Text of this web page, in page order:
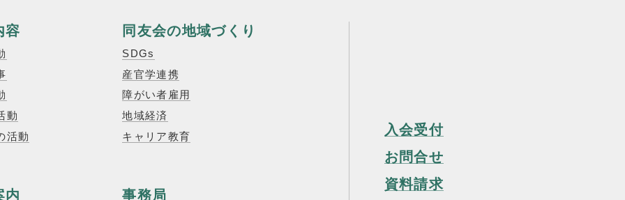
容
動
活動
同友会の地域づくり
SDGs
産官学連携
障がい者雇用
地域経済
キャリア教育
内 事務局
入会受付
お問合せ
資料請求